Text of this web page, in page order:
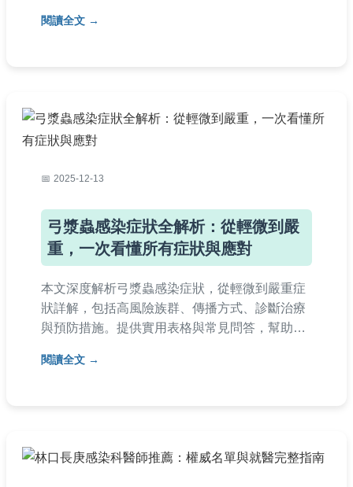
答，幫助你正確判斷呼吸道健康狀態。
閱讀全文
2025-12-13
弓漿蟲感染症狀全解析：從輕微到嚴
重，一次看懂所有症狀與應對
本文深度解析弓漿蟲感染症狀，從輕微到嚴重症
狀詳解，包括高風險族群、傳播方式、診斷治療
與預防措施。提供實用表格與常見問答，幫助您
知識，避免AI生成痕跡，確保真實可靠。
閱讀全文